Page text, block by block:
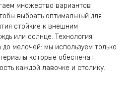
множество вариантов
выбрать оптимальный для
стойкие к внешним
или солнце. Технология
мелочей: мы используем только
которые обеспечат
каждой лавочке и столику.